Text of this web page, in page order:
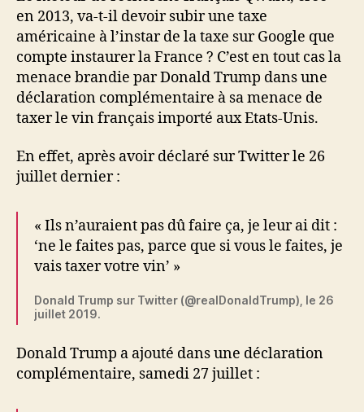
en 2013, va-t-il devoir subir une taxe
américaine à l’instar de la taxe sur Google que
compte instaurer la France ? C’est en tout cas la
menace brandie par Donald Trump dans une
déclaration complémentaire à sa menace de
taxer le vin français importé aux Etats-Unis.
En effet, après avoir déclaré sur Twitter le 26
juillet dernier :
« Ils n’auraient pas dû faire ça, je leur ai dit :
‘ne le faites pas, parce que si vous le faites, je
vais taxer votre vin’ »
Donald Trump sur Twitter (@realDonaldTrump), le 26
juillet 2019.
Donald Trump a ajouté dans une déclaration
complémentaire, samedi 27 juillet :